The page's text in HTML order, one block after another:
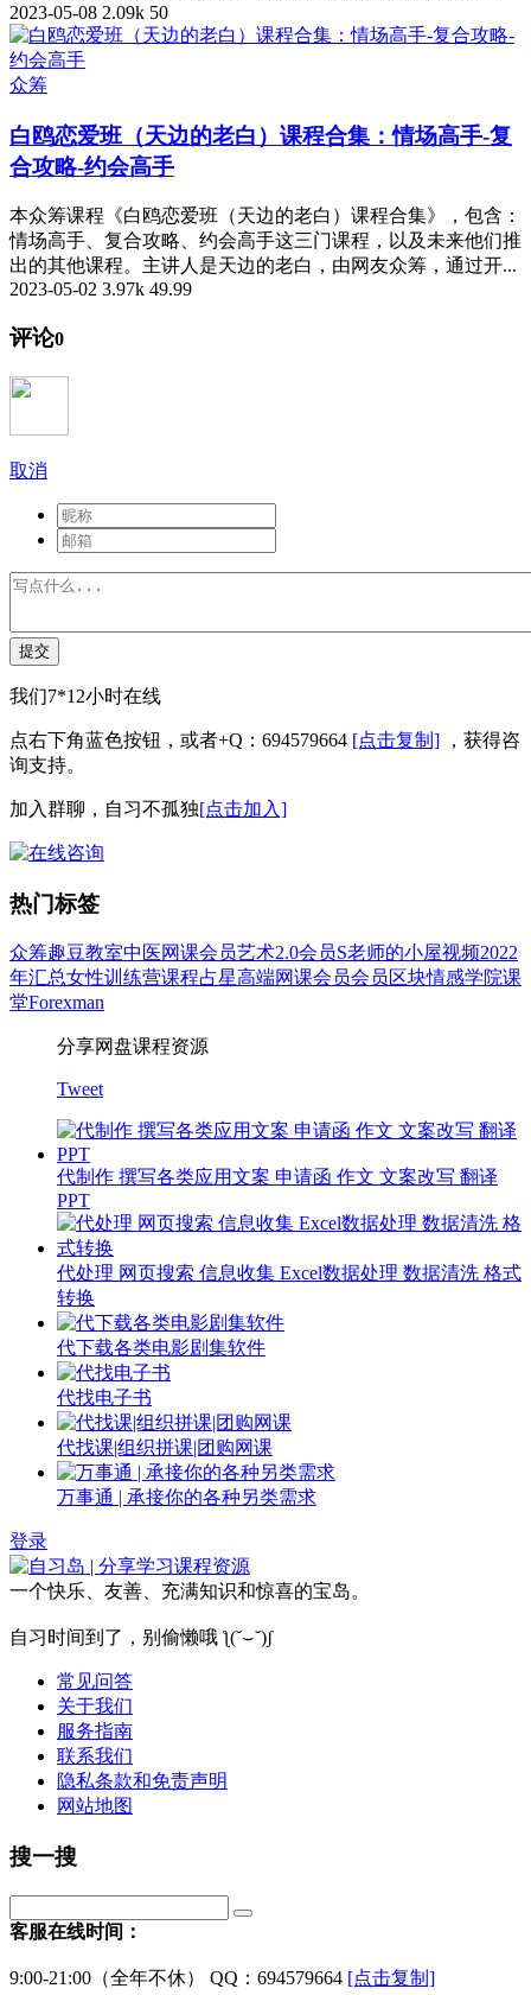
2023-05-08 2.09k 50
众筹
白鸥恋爱班（天边的老白）课程合集：情场高手-复
合攻略-约会高手
本众筹课程《白鸥恋爱班（天边的老白）课程合集》，包含：
情场高手、复合攻略、约会高手这三门课程，以及未来他们推
出的其他课程。主讲人是天边的老白，由网友众筹，通过开...
2023-05-02 3.97k 49.99
评论0
取消
提交
我们7*12小时在线
点右下角蓝色按钮，或者+Q：694579664 [点击复制] ，获得咨
询支持。
加入群聊，自习不孤独[点击加入]
热门标签
众筹趣豆教室中医网课会员艺术2.0会员S老师的小屋视频2022
年汇总女性训练营课程占星高端网课会员会员区块情感学院课
堂Forexman
分享网盘课程资源
Tweet
代制作 撰写各类应用文案 申请函 作文 文案改写 翻译
PPT
代处理 网页搜索 信息收集 Excel数据处理 数据清洗 格式
转换
代下载各类电影剧集软件
代找电子书
代找课|组织拼课|团购网课
万事通 | 承接你的各种另类需求
登录
一个快乐、友善、充满知识和惊喜的宝岛。
自习时间到了，别偷懒哦 ƪ(˘⌣˘)ʃ
常见问答
关于我们
服务指南
联系我们
隐私条款和免责声明
网站地图
搜一搜
客服在线时间：
9:00-21:00（全年不休） QQ：694579664 [点击复制]